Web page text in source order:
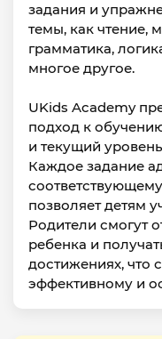
задания и
темы, как чтение,
грамматика,
многое другое.
UKids Academy
подход к
и текущий
Каждое задание
позволяет детям
Родители смогут
ребенка и
достижениях, что
эффективному и